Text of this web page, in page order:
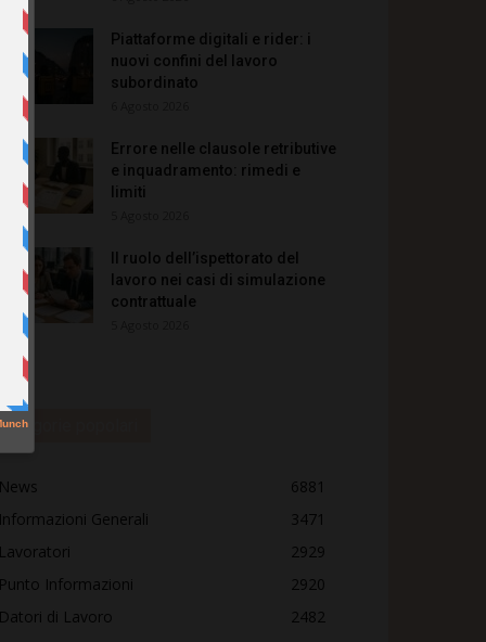
Piattaforme digitali e rider: i
nuovi confini del lavoro
subordinato
Errore nelle clausole retributive
e inquadramento: rimedi e
limiti
Il ruolo dell’ispettorato del
lavoro nei casi di simulazione
contrattuale
popolari
News
6881
Informazioni Generali
3471
Lavoratori
2929
Punto Informazioni
2920
Datori di Lavoro
2482